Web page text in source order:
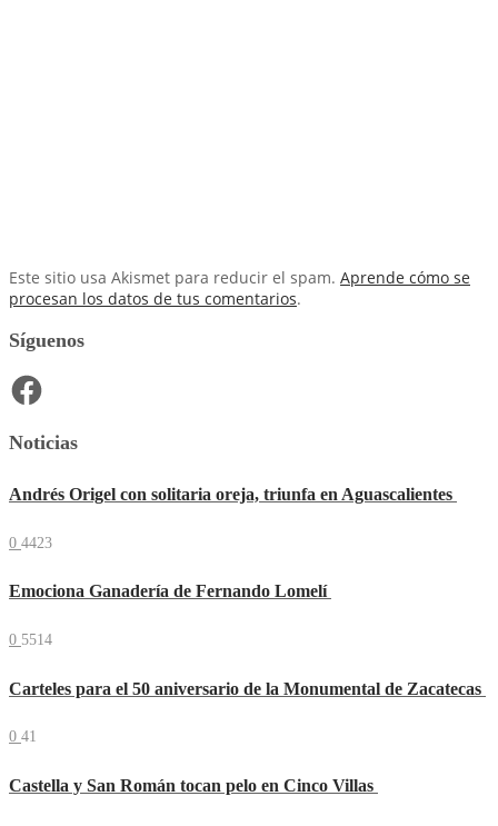
Este sitio usa Akismet para reducir el spam. Aprende cómo se
procesan los datos de tus comentarios.
Síguenos
Facebook
Noticias
Andrés Origel con solitaria oreja, triunfa en Aguascalientes
0 4423
Emociona Ganadería de Fernando Lomelí
0 5514
Carteles para el 50 aniversario de la Monumental de Zacatecas
0 41
Castella y San Román tocan pelo en Cinco Villas